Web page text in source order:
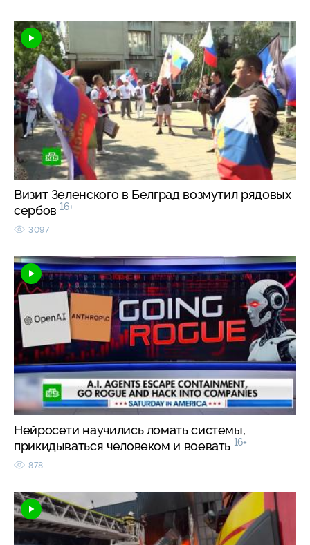
Визит Зеленского в Белград возмутил рядовых
сербов 16+
3097
Нейросети научились ломать системы,
прикидываться человеком и воевать 16+
878